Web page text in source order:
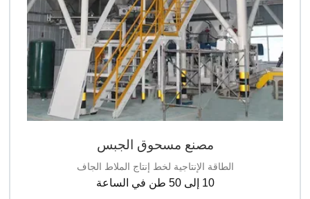
مصنع مسحوق الجبس
الطاقة الإنتاجية لخط إنتاج الملاط الجاف
10 إلى 50 طن في الساعة